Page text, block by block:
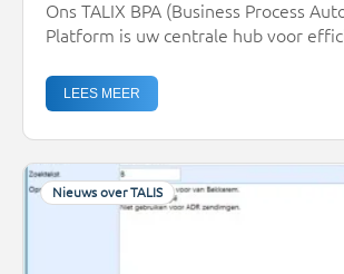
Ons TALIX BPA (Business Process
Platform is uw centrale hub voor
te melden dat het platform continu
uitgebreid met nieuwe en krachtigere
het CBS is een feit! Een belangrijke
ontwikkeling is de […]
LEES MEER
Nieuws over TALIS